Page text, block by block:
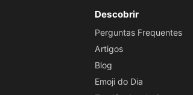
Descobrir
Perguntas Frequentes
Artigos
Blog
Emoji do Dia